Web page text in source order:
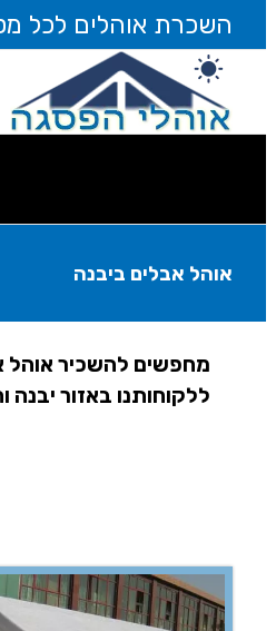
לתוכן
השכרת אוהלים לכל מטרה
אוהל אבלים ביבנה
מחפשים להשכיר אוהל
ללקוחותנו באזור יבנה